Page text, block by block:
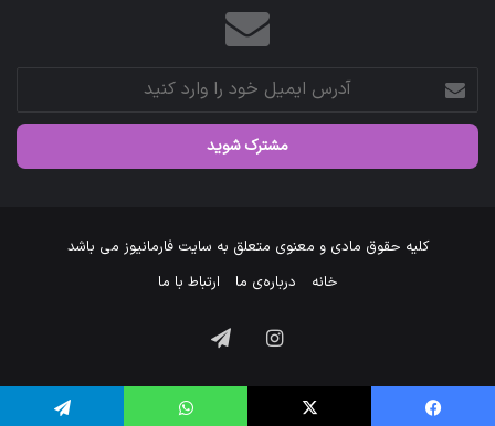
آدرس
ایمیل
خود
وارد
کلیه حقوق مادی و معنوی متعلق به سایت فارمانیوز می باشد
خانه
درباره‌ی ما ارتباط با ما
اینستاگرام